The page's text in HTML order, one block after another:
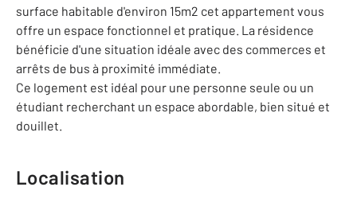
surface habitable d'environ 15m2 cet appartement vous
offre un espace fonctionnel et pratique. La résidence
bénéficie d'une situation idéale avec des commerces et
arrêts de bus à proximité immédiate.
Ce logement est idéal pour une personne seule ou un
étudiant recherchant un espace abordable, bien situé et
douillet.
Localisation